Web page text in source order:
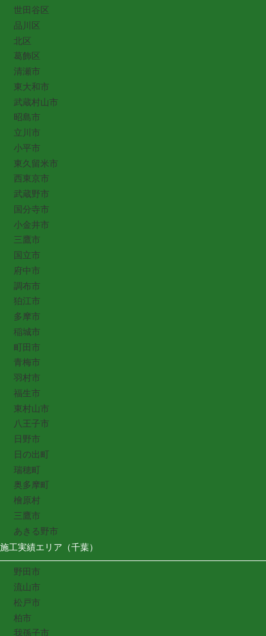
世田谷区
品川区
北区
葛飾区
清瀬市
東大和市
武蔵村山市
昭島市
立川市
小平市
東久留米市
西東京市
武蔵野市
国分寺市
小金井市
三鷹市
国立市
府中市
調布市
狛江市
多摩市
稲城市
町田市
青梅市
羽村市
福生市
東村山市
八王子市
日野市
日の出町
瑞穂町
奥多摩町
檜原村
三鷹市
あきる野市
施工実績エリア（千葉）
野田市
流山市
松戸市
柏市
我孫子市